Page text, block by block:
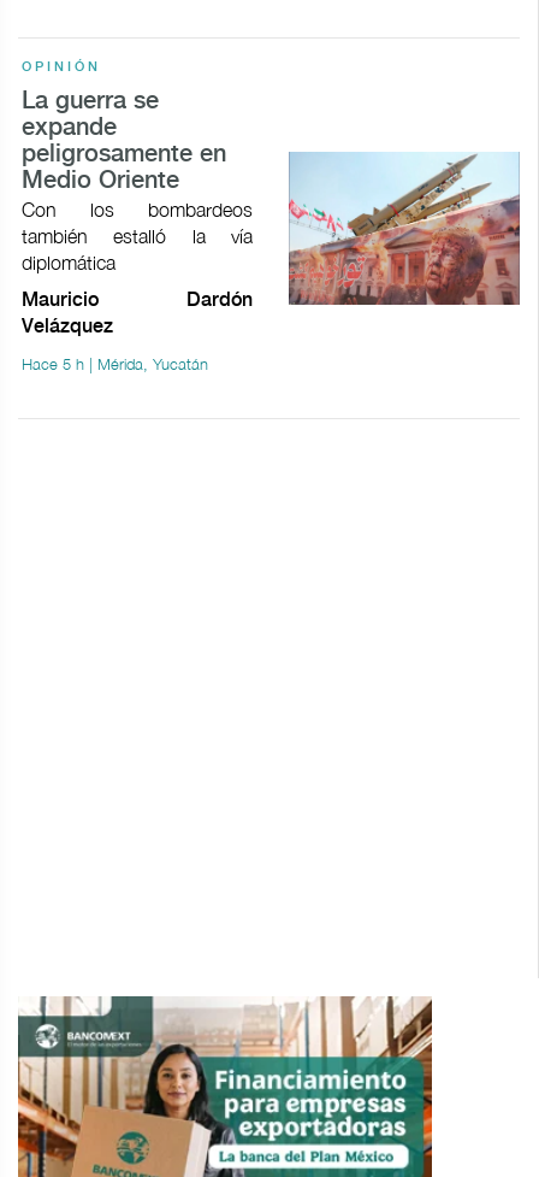
OPINIÓN
La guerra se
expande
peligrosamente en
Medio Oriente
Con los bombardeos
también estalló la vía
diplomática
Mauricio Dardón
Velázquez
Hace 5 h | Mérida, Yucatán